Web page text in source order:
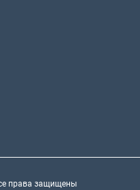
права защищены